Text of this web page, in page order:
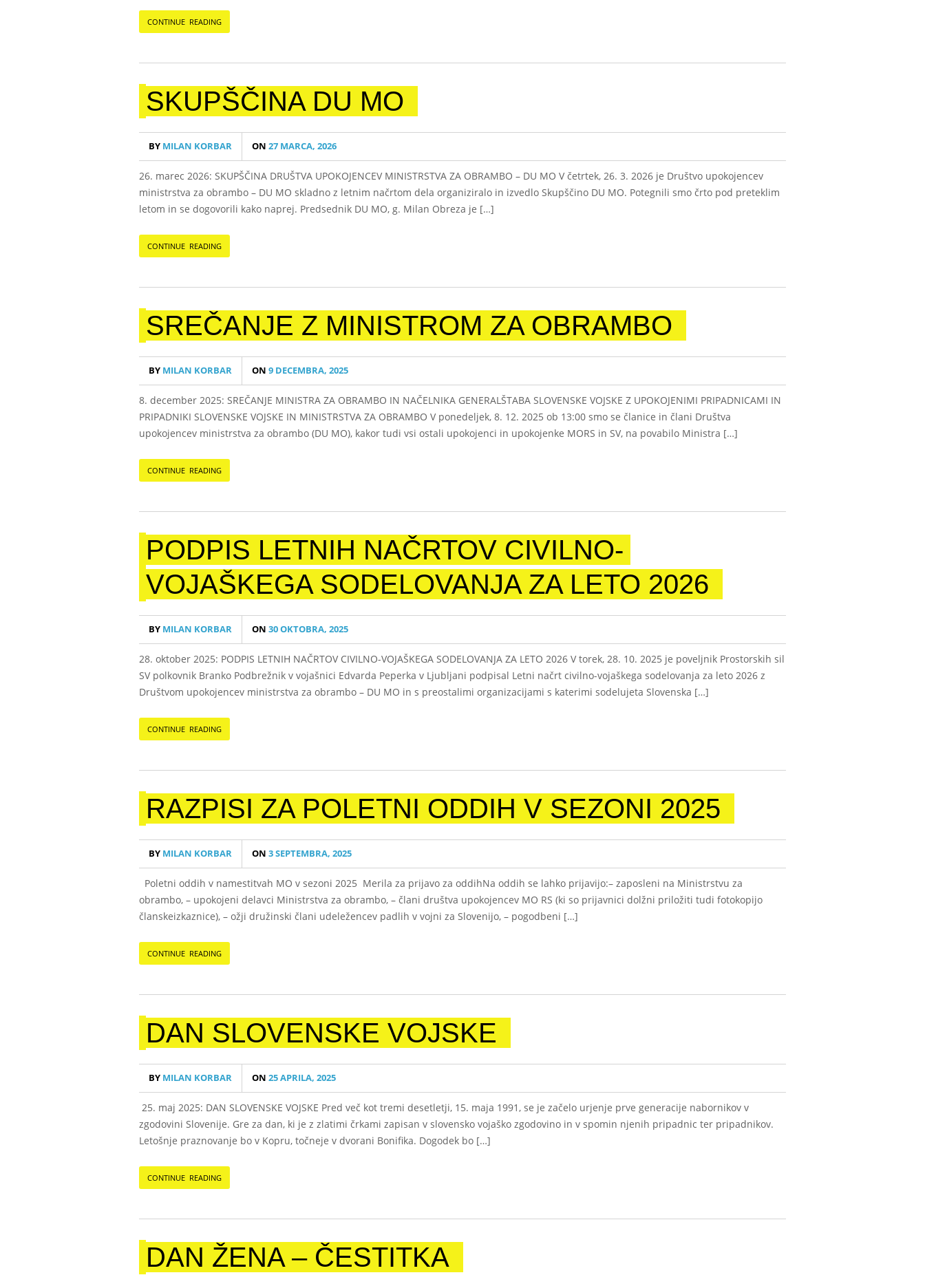
CONTINUE READING
SKUPŠČINA DU MO
BY MILAN KORBAR ON 27 MARCA, 2026
26. marec 2026: SKUPŠČINA DRUŠTVA UPOKOJENCEV MINISTRSTVA ZA OBRAMBO – DU MO V četrtek, 26. 3. 2026 je Društvo upokojencev
ministrstva za obrambo – DU MO skladno z letnim načrtom dela organiziralo in izvedlo Skupščino DU MO. Potegnili smo črto pod preteklim
letom in se dogovorili kako naprej. Predsednik DU MO, g. Milan Obreza je […]
CONTINUE READING
SREČANJE Z MINISTROM ZA OBRAMBO
BY MILAN KORBAR ON 9 DECEMBRA, 2025
8. december 2025: SREČANJE MINISTRA ZA OBRAMBO IN NAČELNIKA GENERALŠTABA SLOVENSKE VOJSKE Z UPOKOJENIMI PRIPADNICAMI IN
PRIPADNIKI SLOVENSKE VOJSKE IN MINISTRSTVA ZA OBRAMBO V ponedeljek, 8. 12. 2025 ob 13:00 smo se članice in člani Društva
upokojencev ministrstva za obrambo (DU MO), kakor tudi vsi ostali upokojenci in upokojenke MORS in SV, na povabilo Ministra […]
CONTINUE READING
PODPIS LETNIH NAČRTOV CIVILNO-
VOJAŠKEGA SODELOVANJA ZA LETO 2026
BY MILAN KORBAR ON 30 OKTOBRA, 2025
28. oktober 2025: PODPIS LETNIH NAČRTOV CIVILNO-VOJAŠKEGA SODELOVANJA ZA LETO 2026 V torek, 28. 10. 2025 je poveljnik Prostorskih sil
SV polkovnik Branko Podbrežnik v vojašnici Edvarda Peperka v Ljubljani podpisal Letni načrt civilno-vojaškega sodelovanja za leto 2026 z
Društvom upokojencev ministrstva za obrambo – DU MO in s preostalimi organizacijami s katerimi sodelujeta Slovenska […]
CONTINUE READING
RAZPISI ZA POLETNI ODDIH V SEZONI 2025
BY MILAN KORBAR ON 3 SEPTEMBRA, 2025
Poletni oddih v namestitvah MO v sezoni 2025 Merila za prijavo za oddihNa oddih se lahko prijavijo:– zaposleni na Ministrstvu za
obrambo, – upokojeni delavci Ministrstva za obrambo, – člani društva upokojencev MO RS (ki so prijavnici dolžni priložiti tudi fotokopijo
članskeizkaznice), – ožji družinski člani udeležencev padlih v vojni za Slovenijo, – pogodbeni […]
CONTINUE READING
DAN SLOVENSKE VOJSKE
BY MILAN KORBAR ON 25 APRILA, 2025
25. maj 2025: DAN SLOVENSKE VOJSKE Pred več kot tremi desetletji, 15. maja 1991, se je začelo urjenje prve generacije nabornikov v
zgodovini Slovenije. Gre za dan, ki je z zlatimi črkami zapisan v slovensko vojaško zgodovino in v spomin njenih pripadnic ter pripadnikov.
Letošnje praznovanje bo v Kopru, točneje v dvorani Boniﬁka. Dogodek bo […]
CONTINUE READING
DAN ŽENA – ČESTITKA